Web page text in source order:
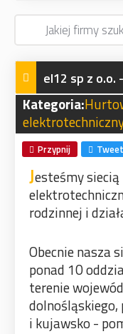
el12 sp z o.o.
Kategoria:
Przypnij
Jesteśmy
rodzinnej i
Obecnie nasza
ponad 10
terenie
dolnośląskiego,
i kujawsko -